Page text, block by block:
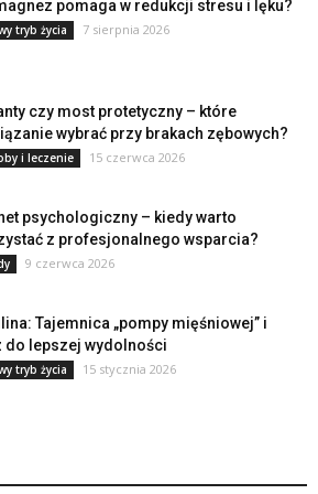
pomaga w redukcji stresu i lęku?
tryb życia 7 sierpnia 2026
czy most protetyczny – które
wybrać przy brakach zębowych?
i leczenie 15 czerwca 2026
psychologiczny – kiedy warto
z profesjonalnego wsparcia?
9 czerwca 2026
Tajemnica „pompy mięśniowej” i
do lepszej wydolności
tryb życia 15 stycznia 2026